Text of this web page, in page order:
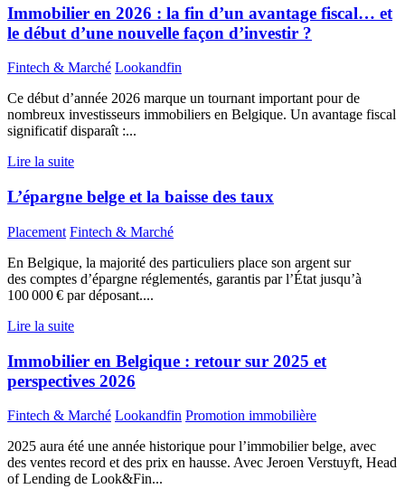
Immobilier en 2026 : la fin d’un avantage fiscal… et
le début d’une nouvelle façon d’investir ?
Fintech & Marché Lookandfin
Ce début d’année 2026 marque un tournant important pour de
nombreux investisseurs immobiliers en Belgique. Un avantage fiscal
significatif disparaît :...
Lire la suite
L’épargne belge et la baisse des taux
Placement Fintech & Marché
En Belgique, la majorité des particuliers place son argent sur
des comptes d’épargne réglementés, garantis par l’État jusqu’à
100 000 € par déposant....
Lire la suite
Immobilier en Belgique : retour sur 2025 et
perspectives 2026
Fintech & Marché Lookandfin Promotion immobilière
2025 aura été une année historique pour l’immobilier belge, avec
des ventes record et des prix en hausse. Avec Jeroen Verstuyft, Head
of Lending de Look&Fin...